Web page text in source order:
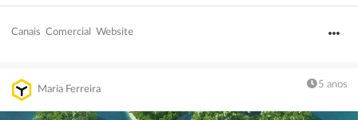
Canais Comercial Website
Maria Ferreira 5 anos